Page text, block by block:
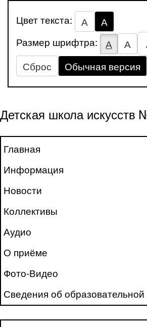
Цвет текста: А
А
Размер шрифтра:
А А
Сброс
Обычная версия
Детская школа искусств
Главная
Информация
Новости
Коллективы
Аудио
О приёме
Фото-Видео
Сведения об образовательной